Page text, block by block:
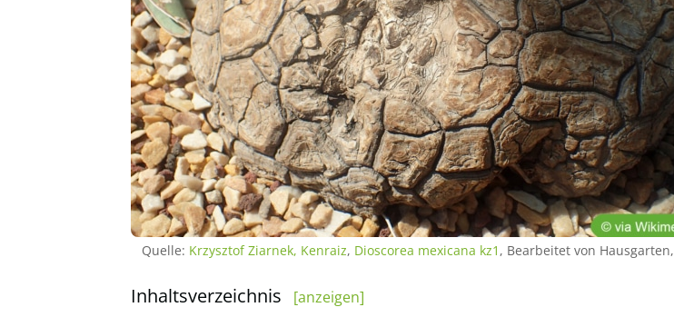
Quelle: Krzysztof Ziarnek, Kenraiz, Dioscorea mexicana kz1 , Bearbeitet von Hausgarten,
Inhaltsverzeichnis [anzeigen]